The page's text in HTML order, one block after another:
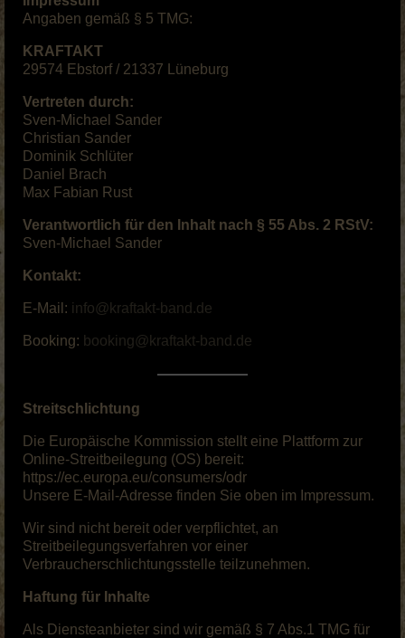
Musik Videos
Merch
BOOKING & PRESSE
KRAFTAKT Facebook
KRAFTAKT YouTube
Angaben gemäß § 5 TMG:
KRAFTAKT
29574 Ebstorf / 21337 Lüneburg
Vertreten durch:
Sven-Michael Sander
Christian Sander
Dominik Schlüter
Daniel Brach
Max Fabian Rust
Verantwortlich für den Inhalt nach § 55 Abs. 2 RStV:
Sven-Michael Sander
Kontakt:
E-Mail: info@kraftakt-band.de
Booking: booking@kraftakt-band.de
Streitschlichtung
Die Europäische Kommission stellt eine Plattform zur
Online-Streitbeilegung (OS) bereit:
https://ec.europa.eu/consumers/odr
Unsere E-Mail-Adresse finden Sie oben im Impressum.
Wir sind nicht bereit oder verpflichtet, an
Streitbeilegungsverfahren vor einer
Verbraucherschlichtungsstelle teilzunehmen.
Haftung für Inhalte
Als Diensteanbieter sind wir gemäß § 7 Abs.1 TMG für